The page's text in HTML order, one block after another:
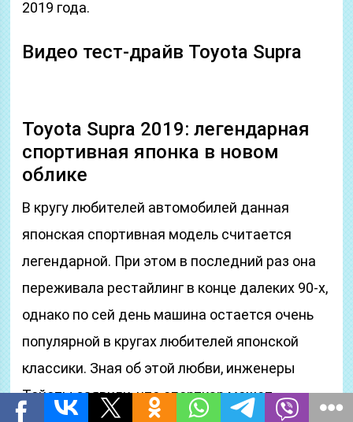
2019 года.
Видео тест-драйв Toyota Supra
Toyota Supra 2019: легендарная
спортивная японка в новом
облике
В кругу любителей автомобилей данная
японская спортивная модель считается
легендарной. При этом в последний раз она
переживала рестайлинг в конце далеких 90-х,
однако по сей день машина остается очень
популярной в кругах любителей японской
классики. Зная об этой любви, инженеры
Тойоты заявили, что спорткар может